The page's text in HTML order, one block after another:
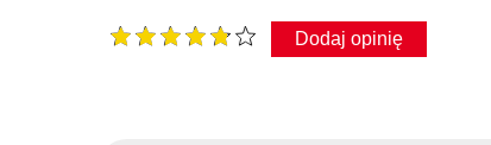
Dodaj opinię